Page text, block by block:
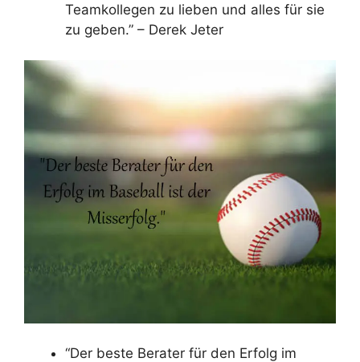
Teamkollegen zu lieben und alles für sie
zu geben.” – Derek Jeter
“Der beste Berater für den Erfolg im